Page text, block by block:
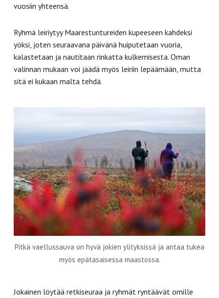
vuosiin yhteensä.
Ryhmä leiriytyy Maarestuntureiden kupeeseen kahdeksi
yöksi, joten seuraavana päivänä huiputetaan vuoria,
kalastetaan ja nautitaan rinkatta kulkemisesta. Oman
valinnan mukaan voi jäädä myös leiriin lepäämään, mutta
sitä ei kukaan malta tehdä.
Pitkä vaellussauva on hyvä jokien ylityksissä ja antaa tukea
myös epätasaisessa maastossa.
Jokainen löytää retkiseuraa ja ryhmät ryntäävät omille